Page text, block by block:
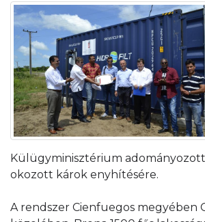
Külügyminisztérium
okozott károk enyhítésére.
A rendszer Cienfuegos megyében